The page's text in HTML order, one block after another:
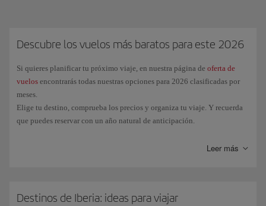
Descubre los vuelos más baratos para este 2026
Si quieres planificar tu próximo viaje, en nuestra página de oferta de
vuelos encontrarás todas nuestras opciones para 2026 clasificadas por
meses.
Elige tu destino, comprueba los precios y organiza tu viaje. Y recuerda
que puedes reservar con un año natural de anticipación.
Leer más
Destinos de Iberia: ideas para viajar